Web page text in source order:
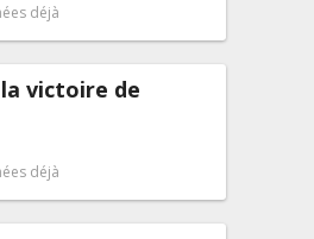
déjà
victoire de
déjà